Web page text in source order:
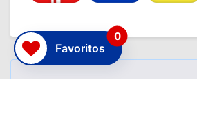
Favoritos
0